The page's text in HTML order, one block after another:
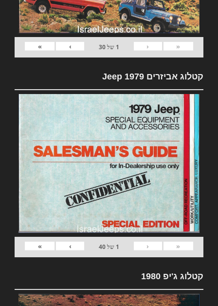
«
‹
1 של30
›
»
קטלוג אביזרים 1979 Jeep
«
‹
1 של40
›
»
קטלוג ג'יפ 1980